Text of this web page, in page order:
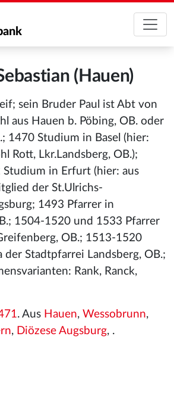
(Hauen)
sein Bruder Paul ist Abt von
aus Hauen b. Pöbing, OB. oder
1470 Studium in Basel (hier:
Rott, Lkr.Landsberg, OB.);
in Erfurt (hier: aus
der St.Ulrichs-
1493 Pfarrer in
1504-1520 und 1533 Pfarrer
OB.; 1513-1520
der Stadtpfarrei Landsberg, OB.;
Rank, Ranck,
. Aus Hauen, Wessobrunn,
, Diözese Augsburg, .